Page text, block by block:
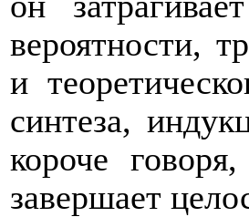
вероятности,
и
синтеза,
короче
завершает